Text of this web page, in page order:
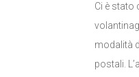
Ci è stato
modalità
postali.